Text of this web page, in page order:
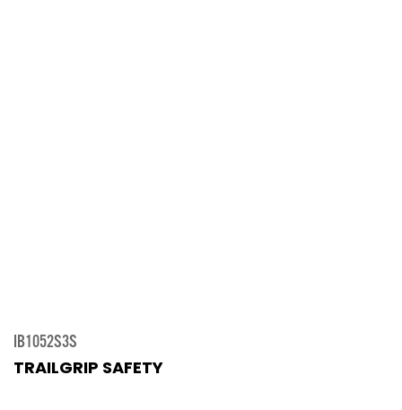
IB1052S3S
TRAILGRIP SAFETY